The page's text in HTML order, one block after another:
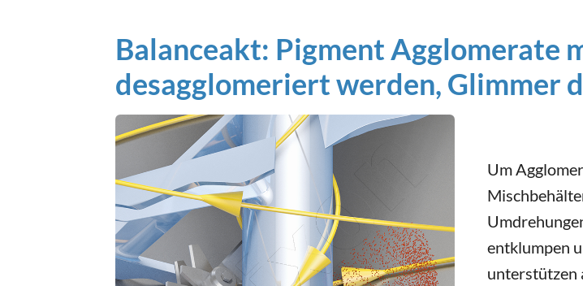
Balanceakt: Pigment Agglomerate
desagglomeriert werden, Glimmer
Um
entklumpen
unterstützen